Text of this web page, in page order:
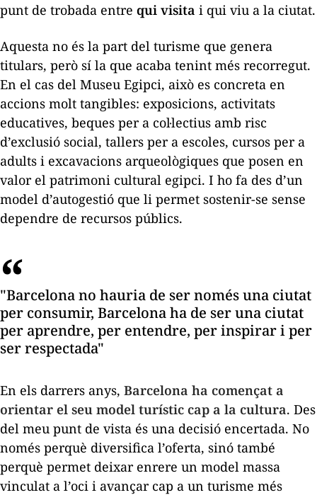
punt de trobada entre qui visita i qui viu a la ciutat.
Aquesta no és la part del turisme que genera
titulars, però sí la que acaba tenint més recorregut.
En el cas del Museu Egipci, això es concreta en
accions molt tangibles: exposicions, activitats
educatives, beques per a col·lectius amb risc
d’exclusió social, tallers per a escoles, cursos per a
adults i excavacions arqueològiques que posen en
valor el patrimoni cultural egipci. I ho fa des d’un
model d’autogestió que li permet sostenir-se sense
dependre de recursos públics.
"Barcelona no hauria de ser només una ciutat
per consumir, Barcelona ha de ser una ciutat
per aprendre, per entendre, per inspirar i per
ser respectada"
En els darrers anys, Barcelona ha començat a
orientar el seu model turístic cap a la cultura. Des
del meu punt de vista és una decisió encertada. No
només perquè diversifica l’oferta, sinó també
perquè permet deixar enrere un model massa
vinculat a l’oci i avançar cap a un turisme més